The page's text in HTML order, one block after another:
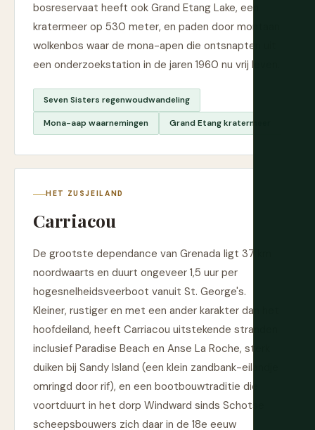
bosreservaat heeft ook Grand Etang Lake, een
kratermeer op 530 meter, en paden door montaan
wolkenbos waar de mona-apen die ontsnapten uit
een onderzoekstation in de jaren 1960 nu vrij leven.
Seven Sisters regenwoudwandeling
Mona-aap waarnemingen Grand Etang kratermeer
HET ZUSJEILAND
Carriacou
De grootste dependance van Grenada ligt 37 km
noordwaarts en duurt ongeveer 1,5 uur per
hogesnelheidsveerboot vanuit St. George's.
Kleiner, rustiger en met een ander karakter dan het
hoofdeiland, heeft Carriacou uitstekende stranden
inclusief Paradise Beach en Anse La Roche, sterk
duiken bij Sandy Island (een klein zandbank-eilandje
omringd door rif), en een bootbouwtraditie die
voortduurt in het dorp Windward sinds Schotse
scheepsbouwers zich daar in de 18e eeuw